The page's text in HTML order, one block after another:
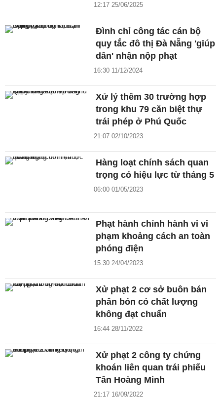
12:17 25/06/2025
Đình chỉ công tác cán bộ
quy tắc đô thị Đà Nẵng 'giúp
dân' nhận nộp phạt
16:30 11/12/2024
Xử lý thêm 30 trường hợp
trong khu 79 căn biệt thự
trái phép ở Phú Quốc
21:07 02/10/2023
Hàng loạt chính sách quan
trọng có hiệu lực từ tháng 5
06:00 01/05/2023
Phạt hành chính hành vi vi
phạm khoảng cách an toàn
phóng điện
15:30 24/04/2023
Xử phạt 2 cơ sở buôn bán
phân bón có chất lượng
không đạt chuẩn
16:44 28/11/2022
Xử phạt 2 công ty chứng
khoán liên quan trái phiếu
Tân Hoàng Minh
21:17 16/09/2022